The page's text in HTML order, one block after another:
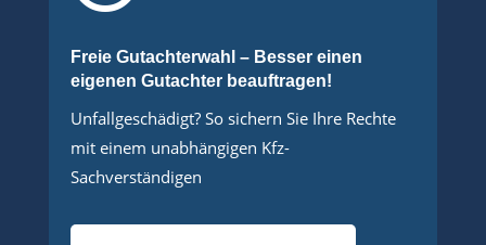
Freie Gutachterwahl – Besser einen
eigenen Gutachter beauftragen!
Unfallgeschädigt? So sichern Sie Ihre Rechte
mit einem unabhängigen Kfz-
Sachverständigen